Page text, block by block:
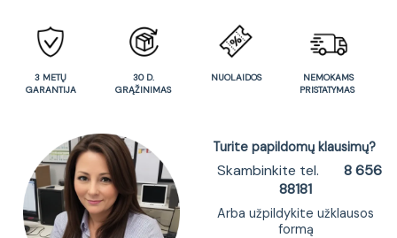
3 METŲ
GARANTIJA
30 D.
GRĄŽINIMAS
NUOLAIDOS
NEMOKAMS
PRISTATYMAS
Turite papildomų klausimų?
Skambinkite tel.
8 656
88181
Arba užpildykite užklausos
formą